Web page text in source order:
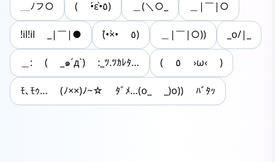
＿ﾉフ○ ( •́ε•̀٥) ＿(＼○_ ＿|￣|○
!il!il _|￣|● (•́×•̀ ٥) ＿|￣|○)) _o/|_
＿: ( _๑´д`) :_ﾂ.ﾂｶﾚﾀ… ( ٥ ›ω‹ )
ﾓ､ﾓｩ… (ﾉ××)ﾉ~☆ ﾀﾞﾒ…(o_ _)o)) ﾊﾞﾀｯ